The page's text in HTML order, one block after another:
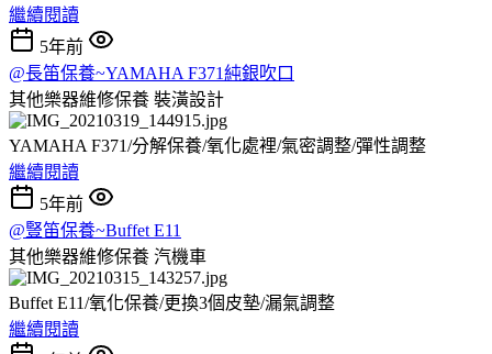
繼續閱讀
5年前
@長笛保養~YAMAHA F371純銀吹口
其他樂器維修保養 裝潢設計
YAMAHA F371/分解保養/氧化處裡/氣密調整/彈性調整
繼續閱讀
5年前
@豎笛保養~Buffet E11
其他樂器維修保養 汽機車
Buffet E11/氧化保養/更換3個皮墊/漏氣調整
繼續閱讀